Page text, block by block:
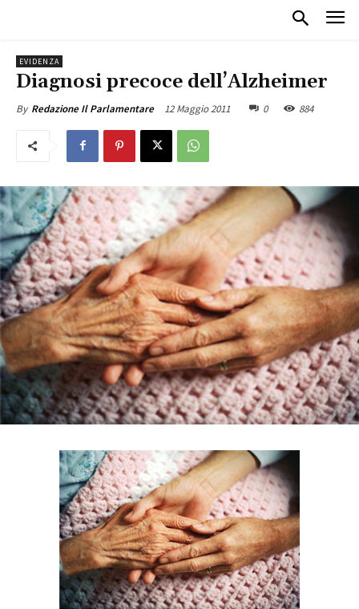
EVIDENZA
Diagnosi precoce dell’Alzheimer
By Redazione Il Parlamentare 12 Maggio 2011 0 884